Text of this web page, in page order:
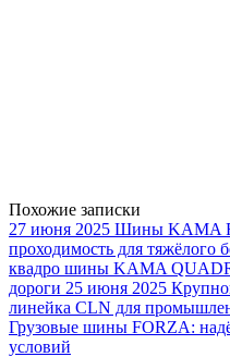
Похожие записки
27 июня 2025 Шины KAMA
проходимость для тяжёлого
квадро шины KAMA
дороги 25 июня 2025
линейка CLN для
Грузовые шины FORZA:
условий